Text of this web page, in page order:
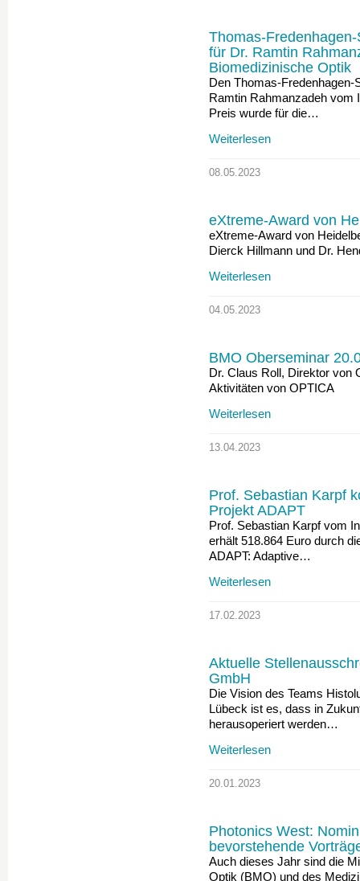
Thomas-
für Dr. Ramtin
Biomedizinische Optik
Den Thomas-Fredenhagen-
Ramtin Rahmanzadeh vom
Preis wurde für die…
Weiterlesen
08.05.2023
eXtreme-Award von
eXtreme-Award von
Dierck Hillmann und Dr.
Weiterlesen
04.05.2023
BMO Oberseminar
Dr. Claus Roll, Direktor von
Aktivitäten von OPTICA
Weiterlesen
13.04.2023
Prof. Sebastian Karpf
Projekt ADAPT
Prof. Sebastian Karpf vom
erhält 518.864 Euro durch
ADAPT: Adaptive…
Weiterlesen
17.02.2023
Aktuelle
GmbH
Die Vision des Teams
Lübeck ist es, dass in
herausoperiert werden…
Weiterlesen
20.01.2023
Photonics West:
bevorstehende
Auch dieses Jahr sind die
Optik (BMO) und des